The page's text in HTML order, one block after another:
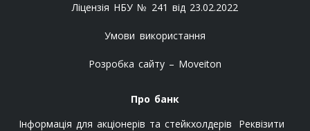
Ліцензія НБУ № 241 від 23.02.2022
Умови використання
Розробка сайту – Moveiton
Про банк
Інформація для акціонерів та стейкхолдерів
Реквізити